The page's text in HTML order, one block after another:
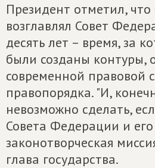
Президент отметил,
возглавлял Совет
десять лет – время, за
были созданы контуры,
современной правовой
правопорядка. "И,
невозможно сделать,
Совета Федерации и его
законотворческая
глава государства.